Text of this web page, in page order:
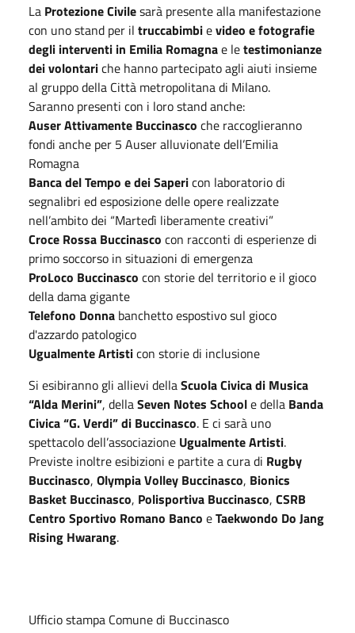
La Protezione Civilesarà presente alla manifestazione
con uno stand per il truccabimbievideo e fotografie
degli interventi in Emilia Romagnae letestimonianze
dei volontariche hanno partecipato agli aiuti insieme
al gruppo della Città metropolitana di Milano.
Saranno presenti con i loro stand anche:
Auser Attivamente Buccinasco che raccoglieranno
fondi anche per 5 Auser alluvionate dell’Emilia
Romagna
Banca del Tempo e dei Sapericon laboratorio di
segnalibri ed esposizione delle opere realizzate
nell’ambito dei “Martedì liberamente creativi”
Croce Rossa Buccinasco con racconti di esperienze di
primo soccorso in situazioni di emergenza
ProLoco Buccinasco con storie del territorio e il gioco
della dama gigante
Telefono Donna banchetto espostivo sul gioco
d'azzardo patologico
Ugualmente Artisticon storie di inclusione
Si esibiranno gli allievi dellaScuola Civica di Musica
“Alda Merini”, dellaSeven Notes Schoole della Banda
Civica “G. Verdi” di Buccinasco. E ci sarà uno
spettacolo dell’associazione Ugualmente Artisti.
Previste inoltre esibizioni e partite a cura di Rugby
Buccinasco, Olympia Volley Buccinasco, Bionics
Basket Buccinasco, Polisportiva Buccinasco, CSRB
Centro Sportivo Romano Banco eTaekwondo Do Jang
Rising Hwarang.
Ufficio stampa Comune di Buccinasco